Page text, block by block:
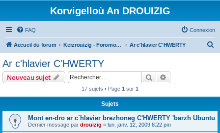
Korvigelloù An DROUIZIG
FAQ Connexion
Accueil du forum Kerzrouizig - Foromoù An Drouizig Ar c'hlavier C'HWERTY
Ar c'hlavier C'HWERTY
Nouveau sujet Rechercher
17 sujets • Page 1 sur 1
Sujets
Mont en-dro ar c´hlavier brezhoneg C'HWERTY 'barzh Ubuntu
Dernier message par drouizig « lun. janv. 12, 2009 8:22 pm